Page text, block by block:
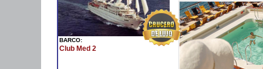
BARCO:
Club Med 2